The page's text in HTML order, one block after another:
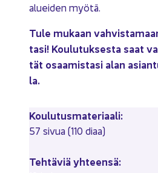
aluei­den myötä.
Tule mu­kaan
ta­si! Kou­lu­tuk­ses­ta saat
tät osaa­mis­ta­si alan
la.
Kou­lu­tus­ma­te­ri­aa­li:
57 sivua (110 diaa)
Teh­tä­viä yh­teen­sä: